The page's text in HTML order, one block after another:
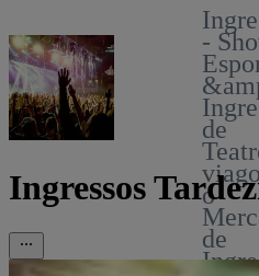
-
de
o
de
Ingressos